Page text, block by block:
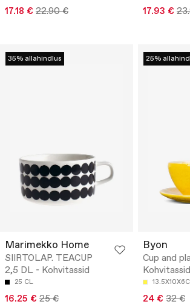
17.18 € 22.90 € 17.93 €
35% allahindlus
Marimekko Home
SIIRTOLAP. TEACUP
2,5 DL - Kohvitassid
25 CL
16.25 € 25 €
25%
Byon
Cup and
Kohvitassid
24 € 32 €